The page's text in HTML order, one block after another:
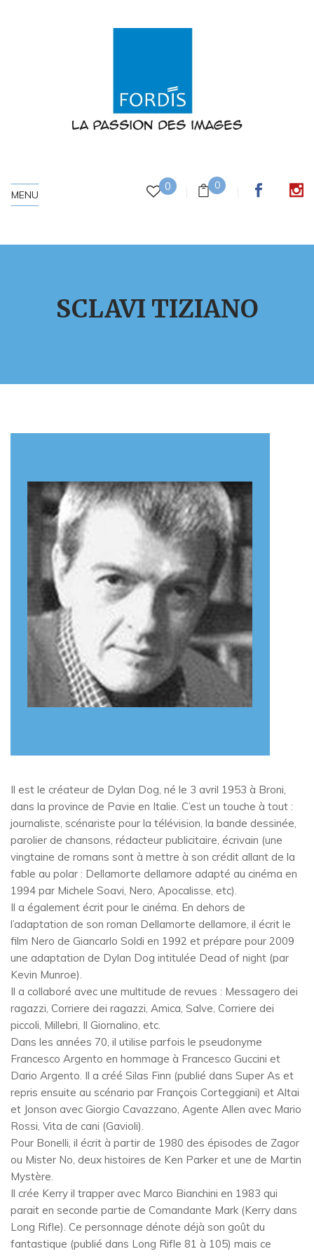
0 0
MENU
SCLAVI TIZIANO
Il est le créateur de Dylan Dog, né le 3 avril 1953 à Broni,
dans la province de Pavie en Italie. C’est un touche à tout :
journaliste, scénariste pour la télévision, la bande dessinée,
parolier de chansons, rédacteur publicitaire, écrivain (une
vingtaine de romans sont à mettre à son crédit allant de la
fable au polar : Dellamorte dellamore adapté au cinéma en
1994 par Michele Soavi, Nero, Apocalisse, etc).
Il a également écrit pour le cinéma. En dehors de
l’adaptation de son roman Dellamorte dellamore, il écrit le
film Nero de Giancarlo Soldi en 1992 et prépare pour 2009
une adaptation de Dylan Dog intitulée Dead of night (par
Kevin Munroe).
Il a collaboré avec une multitude de revues : Messagero dei
ragazzi, Corriere dei ragazzi, Amica, Salve, Corriere dei
piccoli, Millebri, Il Giornalino, etc.
Dans les années 70, il utilise parfois le pseudonyme
Francesco Argento en hommage à Francesco Guccini et
Dario Argento. Il a créé Silas Finn (publié dans Super As et
repris ensuite au scénario par François Corteggiani) et Altai
et Jonson avec Giorgio Cavazzano, Agente Allen avec Mario
Rossi, Vita de cani (Gavioli).
Pour Bonelli, il écrit à partir de 1980 des épisodes de Zagor
ou Mister No, deux histoires de Ken Parker et une de Martin
Mystère.
Il crée Kerry il trapper avec Marco Bianchini en 1983 qui
parait en seconde partie de Comandante Mark (Kerry dans
Long Rifle). Ce personnage dénote déjà son goût du
fantastique (publié dans Long Rifle 81 à 105) mais ce